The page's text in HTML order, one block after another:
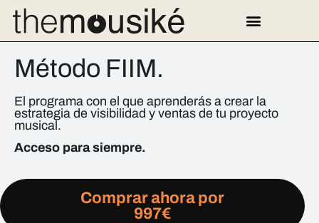
Método FIIM.
El programa con el que aprenderás a crear la
estrategia de visibilidad y ventas de tu proyecto
musical.
Acceso para siempre.
Comprar ahora por
997€